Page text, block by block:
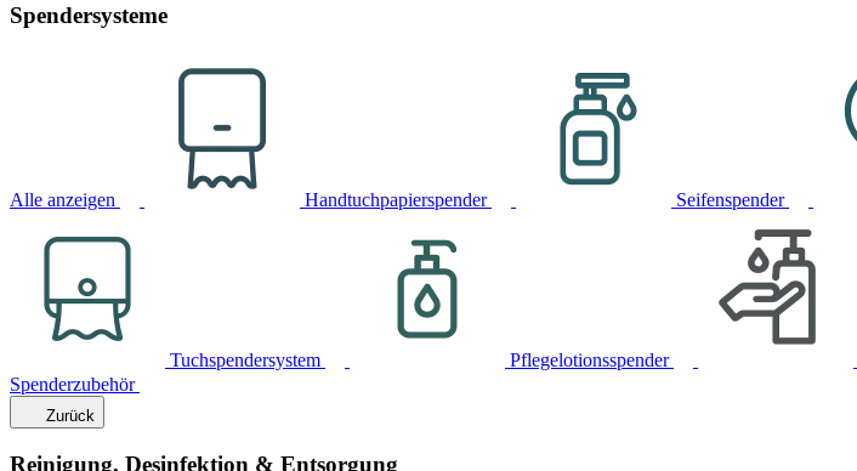
Spendersysteme
Alle anzeigen Handtuchpapierspender Seifenspender
Tuchspendersystem Pflegelotionsspender
Spenderzubehör
Zurück
Reinigung, Desinfektion & Entsorgung